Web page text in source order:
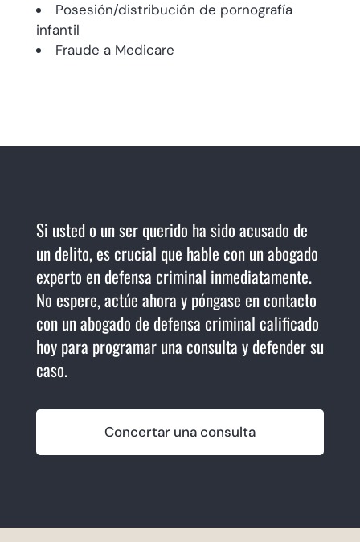
Posesión/distribución de pornografía
infantil
Fraude a Medicare
Si usted o un ser querido ha sido acusado de
un delito, es crucial que hable con un abogado
experto en defensa criminal inmediatamente.
No espere, actúe ahora y póngase en contacto
con un abogado de defensa criminal calificado
hoy para programar una consulta y defender su
caso.
Concertar una consulta